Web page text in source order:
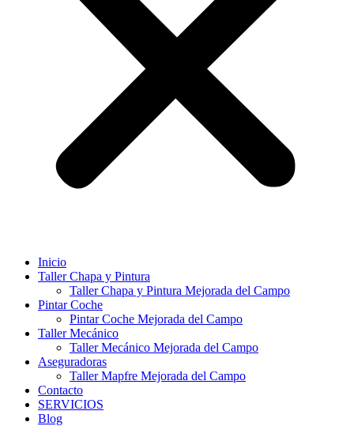
Inicio
Taller Chapa y Pintura
Taller Chapa y Pintura Mejorada del Campo
Pintar Coche
Pintar Coche Mejorada del Campo
Taller Mecánico
Taller Mecánico Mejorada del Campo
Aseguradoras
Taller Mapfre Mejorada del Campo
Contacto
SERVICIOS
Blog